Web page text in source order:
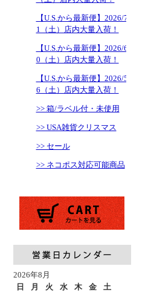
【U.S.から最新便】2026/7/1
1（土）店内大量入荷！
【U.S.から最新便】2026/6/2
0（土）店内大量入荷！
【U.S.から最新便】2026/5/1
6（土）店内大量入荷！
>> 箱/ラベル付・未使用
>> USA雑貨クリスマス
>> セール
>> ネコポス対応可能商品
2026年8月
日
月 火 水 木 金
土